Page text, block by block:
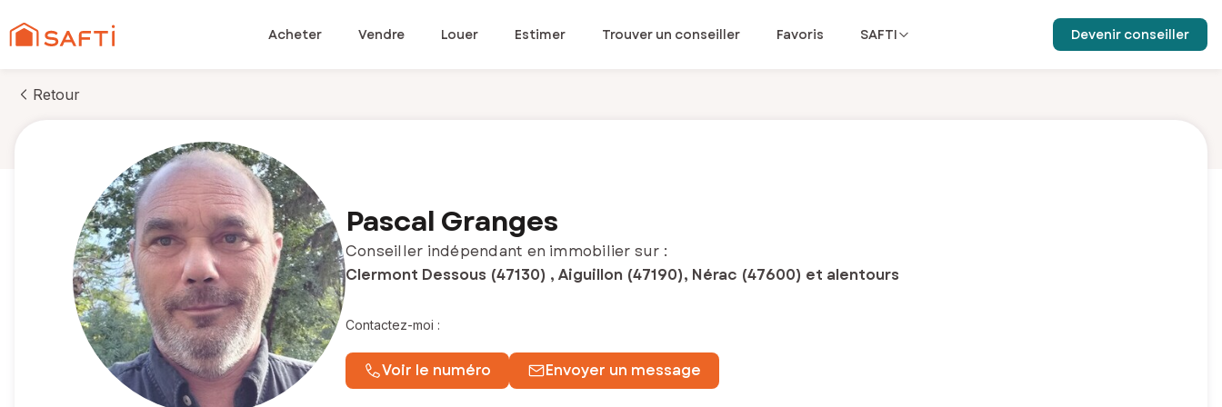
Acheter Vendre Louer Estimer Trouver un conseiller Favoris SAFTI Devenir conseiller
Retour
Pascal Granges
Conseiller indépendant en immobilier sur :
Clermont Dessous (47130) , Aiguillon (47190), Nérac (47600) et alentours
Contactez-moi :
Voir le numéro Envoyer un message